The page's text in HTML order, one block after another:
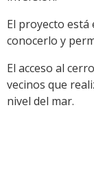
El proyecto está
conocerlo y
El acceso al
vecinos que
nivel del mar.